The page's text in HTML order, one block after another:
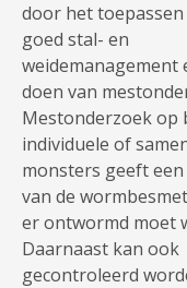
door het toepassen
goed stal- en
weidemanagement
doen van
Mestonderzoek op
individuele of
monsters geeft
van de
er ontwormd moet
Daarnaast kan ook
gecontroleerd